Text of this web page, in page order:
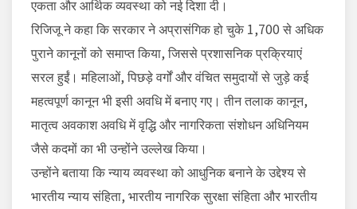
एकता और आर्थिक व्यवस्था को नई दिशा दी।
रिजिजू ने कहा कि सरकार ने अप्रासंगिक हो चुके 1,700 से अधिक
पुराने कानूनों को समाप्त किया, जिससे प्रशासनिक प्रक्रियाएं
सरल हुईं। महिलाओं, पिछड़े वर्गों और वंचित समुदायों से जुड़े कई
महत्वपूर्ण कानून भी इसी अवधि में बनाए गए। तीन तलाक कानून,
मातृत्व अवकाश अवधि में वृद्धि और नागरिकता संशोधन अधिनियम
जैसे कदमों का भी उन्होंने उल्लेख किया।
उन्होंने बताया कि न्याय व्यवस्था को आधुनिक बनाने के उद्देश्य से
भारतीय न्याय संहिता, भारतीय नागरिक सुरक्षा संहिता और भारतीय